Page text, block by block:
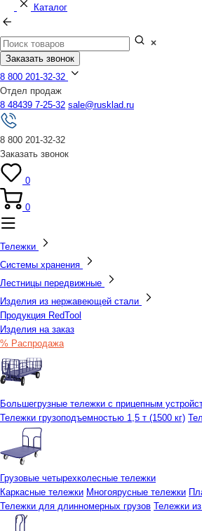
Каталог
Заказать звонок
8 800 201-32-32
Отдел продаж
8 48439 7-25-32 sale@rusklad.ru
8 800 201-32-32
Заказать звонок
0
0
Тележки
Системы хранения
Лестницы передвижные
Изделия из нержавеющей стали
Продукция RedTool
Изделия на заказ
% Распродажа
Большегрузные тележки с прицепным
Тележки грузоподъемностью 1,5 т (1500 кг)
Грузовые четырехколесные тележки
Каркасные тележки Многоярусные тележки
Тележки для длинномерных грузов Тележки